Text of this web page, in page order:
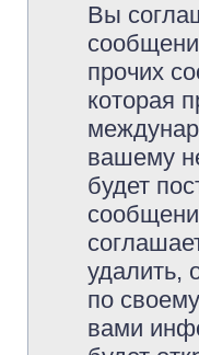
Вы
прочих
которая
вашему
будет
удалить,
по
вами